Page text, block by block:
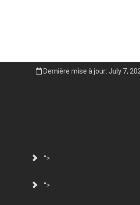
Dernière mise à jour: July 7,
">
">